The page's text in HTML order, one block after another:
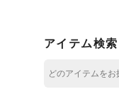
アイテム検索